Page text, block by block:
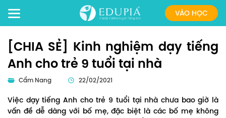
VÀO HỌC
[CHIA SẺ] Kinh nghiệm dạy tiếng
Anh cho trẻ 9 tuổi tại nhà
Cẩm Nang 22/02/2021
Việc dạy tiếng Anh cho trẻ 9 tuổi tại nhà chưa bao giờ là
vấn đề dễ dàng với bố mẹ, đặc biệt là các bố mẹ không